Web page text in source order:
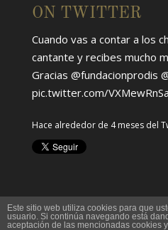
ON TWITTER
Cuando vas a contar a los
cantante y recibes mucho
Gracias @fundacionprodis
pic.twitter.com/
Hace alrededor de 4 mesesdel
Este sitio web utiliza cookies para que
usuario. Si continúa navegando está
aceptación de las mencionadas cookies